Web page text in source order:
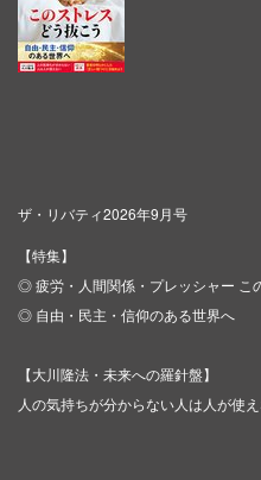
ザ・リバティ2026年9月号
【特集】
◎ 疲労・人間関係・プレッシャー こ
◎ 自由・民主・信仰のある世界へ
【大川隆法・未来への羅針盤】
人の気持ちが分からない人は人が使